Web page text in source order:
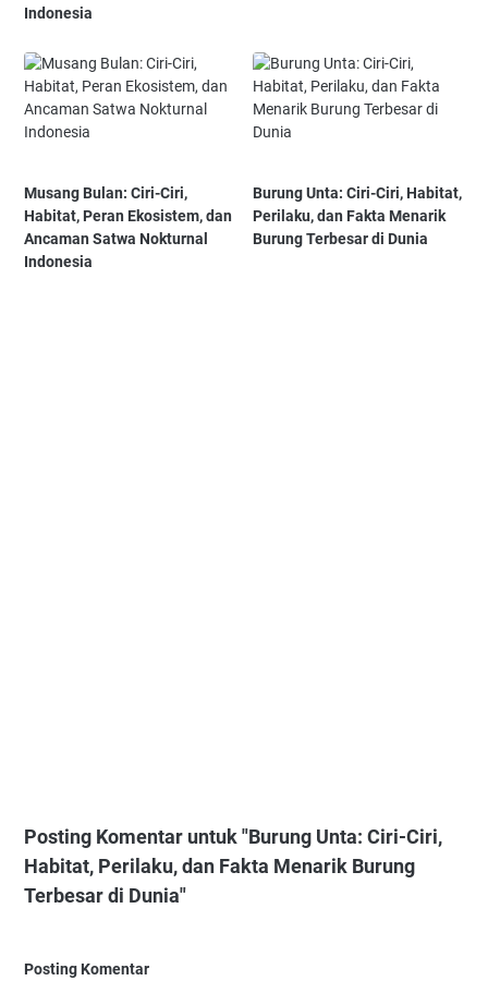
Indonesia
Musang Bulan: Ciri-Ciri,
Habitat, Peran Ekosistem, dan
Ancaman Satwa Nokturnal
Indonesia
Burung Unta: Ciri-Ciri, Habitat,
Perilaku, dan Fakta Menarik
Burung Terbesar di Dunia
Posting Komentar untuk "Burung Unta: Ciri-Ciri,
Habitat, Perilaku, dan Fakta Menarik Burung
Terbesar di Dunia"
Posting Komentar